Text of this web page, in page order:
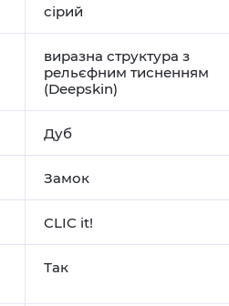
сірий
виразна структура з
рельєфним тисненням
(Deepskin)
Дуб
Замок
CLIC it!
Так